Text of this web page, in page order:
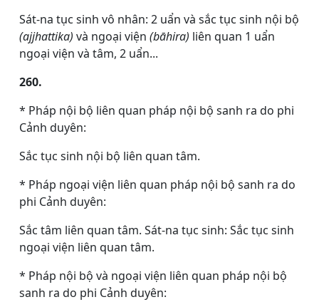
Sát-na tục sinh vô nhân: 2 uẩn và sắc tục sinh nội bộ
(ajjhattika) và ngoại viện (bāhira) liên quan 1 uẩn
ngoại viện và tâm, 2 uẩn...
260.
* Pháp nội bộ liên quan pháp nội bộ sanh ra do phi
Cảnh duyên:
Sắc tục sinh nội bộ liên quan tâm.
* Pháp ngoại viện liên quan pháp nội bộ sanh ra do
phi Cảnh duyên:
Sắc tâm liên quan tâm. Sát-na tục sinh: Sắc tục sinh
ngoại viện liên quan tâm.
* Pháp nội bộ và ngoại viện liên quan pháp nội bộ
sanh ra do phi Cảnh duyên: